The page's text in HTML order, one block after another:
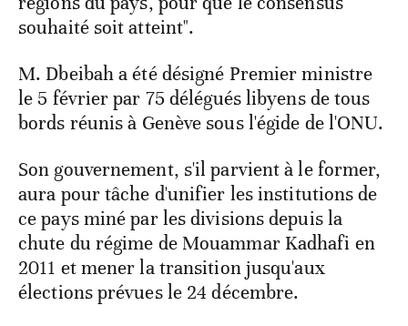
souhaité soit atteint".
M. Dbeibah a été désigné Premier ministre
le 5 février par 75 délégués libyens de tous
bords réunis à Genève sous l'égide de l'ONU.
Son gouvernement, s'il parvient à le former,
aura pour tâche d'unifier les institutions de
ce pays miné par les divisions depuis la
chute du régime de Mouammar Kadhafi en
2011 et mener la transition jusqu'aux
élections prévues le 24 décembre.